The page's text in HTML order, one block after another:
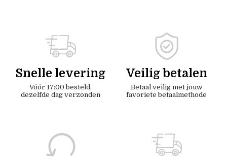
Snelle levering
Vóór 17:00 besteld,
dezelfde dag verzonden
Veilig betalen
Betaal veilig met jouw
favoriete betaalmethode